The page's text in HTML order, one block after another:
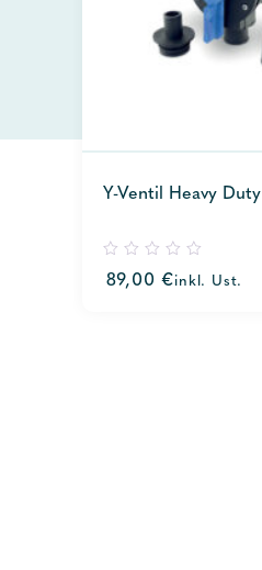
Y-Ventil Heavy Duty
out
89,00€inkl. Ust.